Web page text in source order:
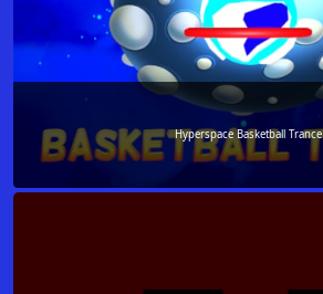
Hyperspace Basketball Trance